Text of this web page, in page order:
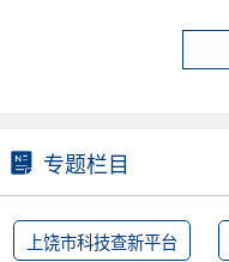
专题栏目
上饶市科技查新平台